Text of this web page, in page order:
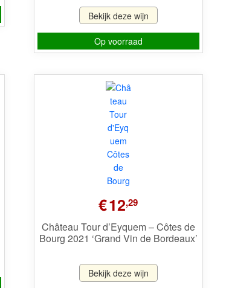
Bekijk deze wijn
Op voorraad
€12,29
Château Tour d’Eyquem – Côtes de
Bourg 2021 ‘Grand Vin de Bordeaux’
Bekijk deze wijn